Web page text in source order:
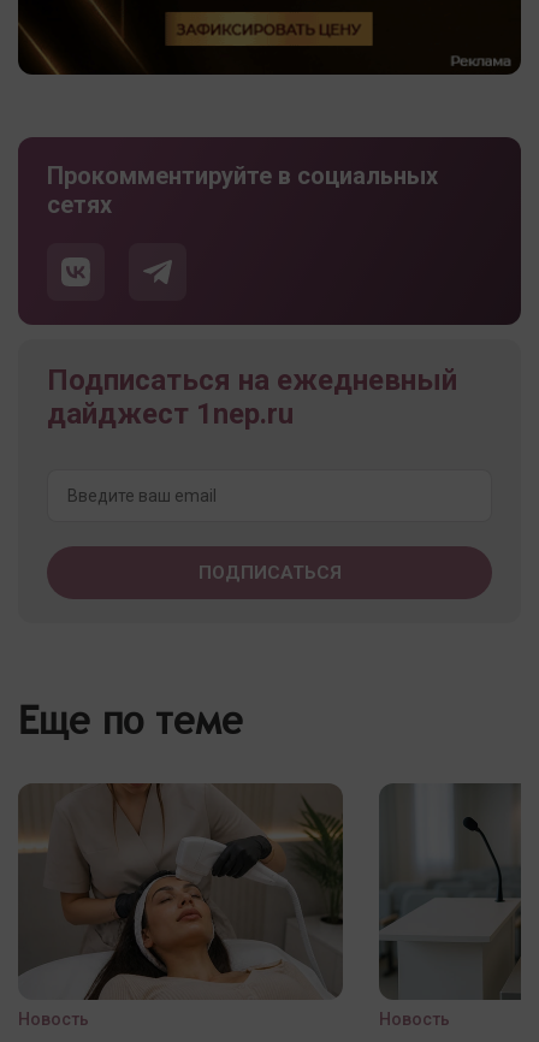
Прокомментируйте в социальных
сетях
Подписаться на ежедневный
дайджест 1nep.ru
Еще по теме
Новость Новость